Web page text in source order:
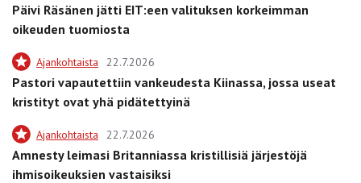
Päivi Räsänen jätti EIT:een valituksen korkeimman
oikeuden tuomiosta
Ajankohtaista 22.7.2026
Pastori vapautettiin vankeudesta Kiinassa, jossa useat
kristityt ovat yhä pidätettyinä
Ajankohtaista 22.7.2026
Amnesty leimasi Britanniassa kristillisiä järjestöjä
ihmisoikeuksien vastaisiksi